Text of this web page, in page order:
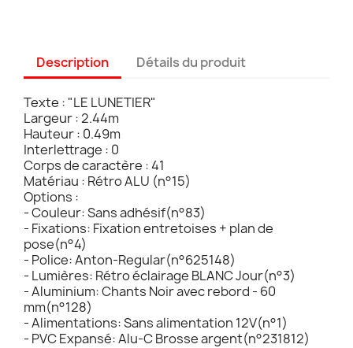
Description Détails du produit
Texte : "LE LUNETIER"
Largeur : 2.44m
Hauteur : 0.49m
Interlettrage : 0
Corps de caractère : 41
Matériau : Rétro ALU (n°15)
Options :
- Couleur: Sans adhésif(n°83)
- Fixations: Fixation entretoises + plan de
pose(n°4)
- Police: Anton-Regular(n°625148)
- Lumières: Rétro éclairage BLANC Jour(n°3)
- Aluminium: Chants Noir avec rebord - 60
mm(n°128)
- Alimentations: Sans alimentation 12V(n°1)
- PVC Expansé: Alu-C Brosse argent(n°231812)